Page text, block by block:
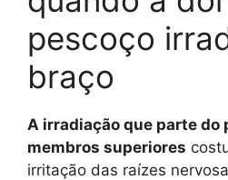
pescoço
braço
A irradiação que parte do
membros superiores
irritação das raízes